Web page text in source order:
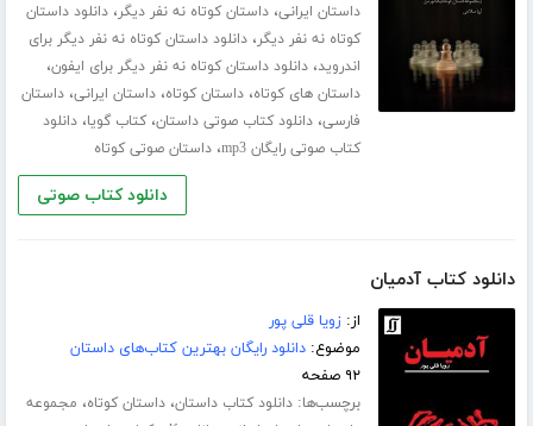
داستان ایرانی،داستان کوتاه نه نفر دیگر،دانلود داستان
کوتاه نه نفر دیگر،دانلود داستان کوتاه نه نفر دیگر برای
اندروید،دانلود داستان کوتاه نه نفر دیگر برای ایفون،
داستان های کوتاه،داستان کوتاه،داستان ایرانی،داستان
فارسی،دانلود کتاب صوتی داستان،کتاب گویا،دانلود
کتاب صوتی رایگان mp3
،داستان صوتی کوتاه
دانلود کتاب صوتی
دانلود کتاب آدمیان
از:زویا قلی پور
موضوع:دانلود رایگان بهترین کتاب‌های داستان
۹۲ صفحه
برچسب‌ها:دانلود کتاب داستان،داستان کوتاه، مجموعه